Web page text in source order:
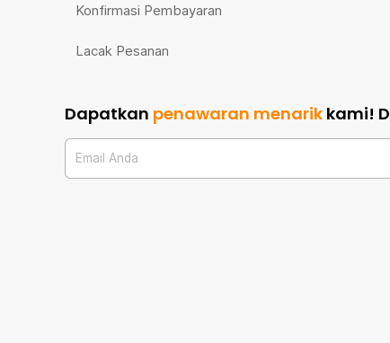
Konfirmasi Pembayaran
Lacak Pesanan
Dapatkan penawaran menarik kami!
Email Anda